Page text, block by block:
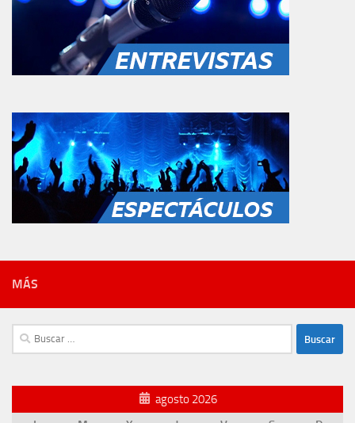
MÁS
Buscar:
agosto 2026